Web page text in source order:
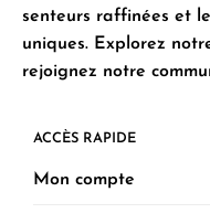
senteurs raffinées et
uniques. Explorez
rejoignez notre
ACCÈS RAPIDE
Mon compte